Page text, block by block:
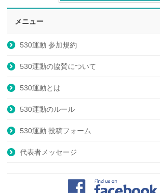
メニュー
530運動 参加規約
530運動の協賛について
530運動とは
530運動のルール
530運動 投稿フォーム
代表者メッセージ